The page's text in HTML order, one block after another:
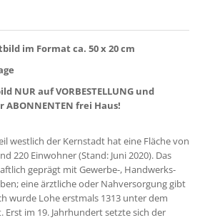
im Format ca. 50 x 20 cm
NUR auf VORBESTELLUNG und
ABONNENTEN frei Haus!
westlich der Kernstadt hat eine Fläche von
220 Einwohner (Stand: Juni 2020). Das
geprägt mit Gewerbe-, Handwerks-
eine ärztliche oder Nahversorgung gibt
wurde Lohe erstmals 1313 unter dem
Erst im 19. Jahrhundert setzte sich der